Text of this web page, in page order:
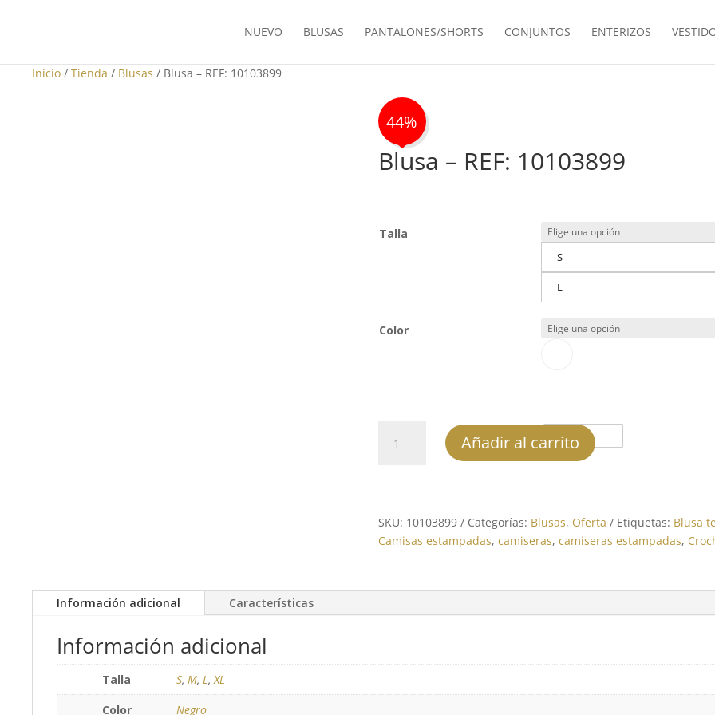
NUEVO BLUSAS PANTALONES/SHORTS CONJUNTOS ENTERIZOS
Inicio / Tienda / Blusas / Blusa – REF: 10103899
44%
Blusa – REF: 10103899
Talla
S
L
Color
Negro
Añadir al carrito
SKU: 10103899 Categorías: Blusas, Oferta Etiquetas: Blusa
Camisas estampadas, camiseras, camiseras estampadas,
Información adicional Características
Información adicional
Talla S, M, L,XL
Color
Negro